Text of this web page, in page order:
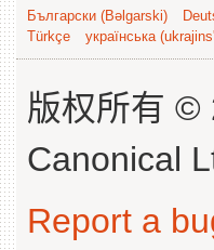
Български (Bəlgarski)
Türkçe
українська
版权所有 ©
Canonical
Report a